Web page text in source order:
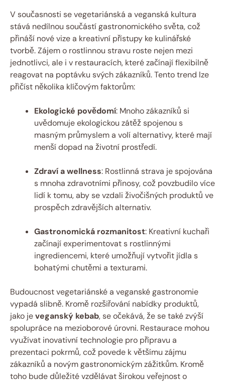
V současnosti se vegetariánská a veganská kultura
stává nedílnou součástí gastronomického světa, což
přináší nové vize a kreativní přístupy ke kulinářské
tvorbě. Zájem o rostlinnou stravu roste nejen mezi
jednotlivci, ale i v restauracích, které začínají flexibilně
reagovat na poptávku svých zákazníků. Tento trend lze
přičíst několika klíčovým faktorům:
Ekologické povědomí: Mnoho zákazníků si
uvědomuje ekologickou zátěž spojenou s
masným průmyslem a volí alternativy, které mají
menší dopad na životní prostředí.
Zdraví a wellness: Rostlinná strava je spojována
s mnoha zdravotními přínosy, což povzbudilo více
lidí k tomu, aby se vzdali živočišných produktů ve
prospěch zdravějších alternativ.
Gastronomická rozmanitost: Kreativní kuchaři
začínají experimentovat s rostlinnými
ingrediencemi, které umožňují vytvořit jídla s
bohatými chutěmi a texturami.
Budoucnost vegetariánské a veganské gastronomie
vypadá slibně. Kromě rozšiřování nabídky produktů,
jako jeveganský kebab, se očekává, že se také zvýší
spolupráce na mezioborové úrovni. Restaurace mohou
využívat inovativní technologie pro přípravu a
prezentaci pokrmů, což povede k většímu zájmu
zákazníků a novým gastronomickým zážitkům. Kromě
toho bude důležité vzdělávat širokou veřejnost o